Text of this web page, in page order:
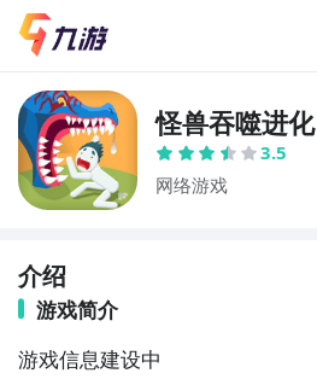
怪兽吞噬进化
3.5
网络游戏
介绍
游戏简介
游戏信息建设中